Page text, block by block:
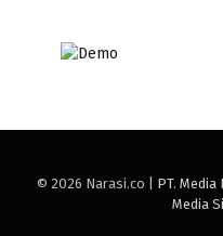
© 2026 Narasi.co | PT.
Media